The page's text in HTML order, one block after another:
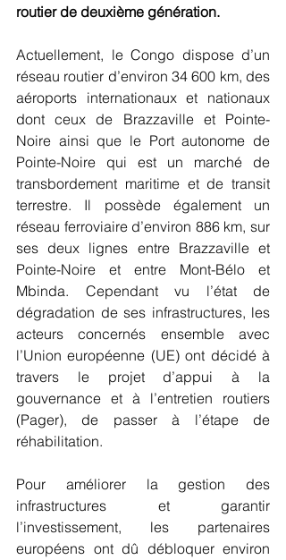
routier de deuxième génération.
Actuellement, le Congo dispose d’un
réseau routier d’environ 34 600 km, des
aéroports internationaux et nationaux
dont ceux de Brazzaville et Pointe-
Noire ainsi que le Port autonome de
Pointe-Noire qui est un marché de
transbordement maritime et de transit
terrestre. Il possède également un
réseau ferroviaire d’environ 886 km, sur
ses deux lignes entre Brazzaville et
Pointe-Noire et entre Mont-Bélo et
Mbinda. Cependant vu l’état de
dégradation de ses infrastructures, les
acteurs concernés ensemble avec
l’Union européenne (UE) ont décidé à
travers le projet d’appui à la
gouvernance et à l’entretien routiers
(Pager), de passer à l’étape de
réhabilitation.
Pour améliorer la gestion des
infrastructures et garantir
l’investissement, les partenaires
européens ont dû débloquer environ